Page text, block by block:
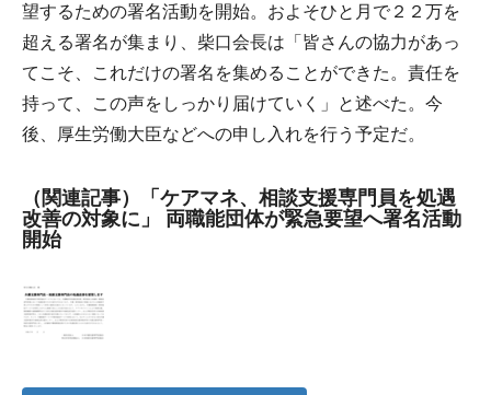
望するための署名活動を開始。およそひと月で２２万を
超える署名が集まり、柴口会長は「皆さんの協力があっ
てこそ、これだけの署名を集めることができた。責任を
持って、この声をしっかり届けていく」と述べた。今
後、厚生労働大臣などへの申し入れを行う予定だ。
（関連記事）「ケアマネ、相談支援専門員を処遇
改善の対象に」 両職能団体が緊急要望へ署名活動
開始